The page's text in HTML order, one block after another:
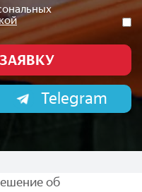
Telegram
об